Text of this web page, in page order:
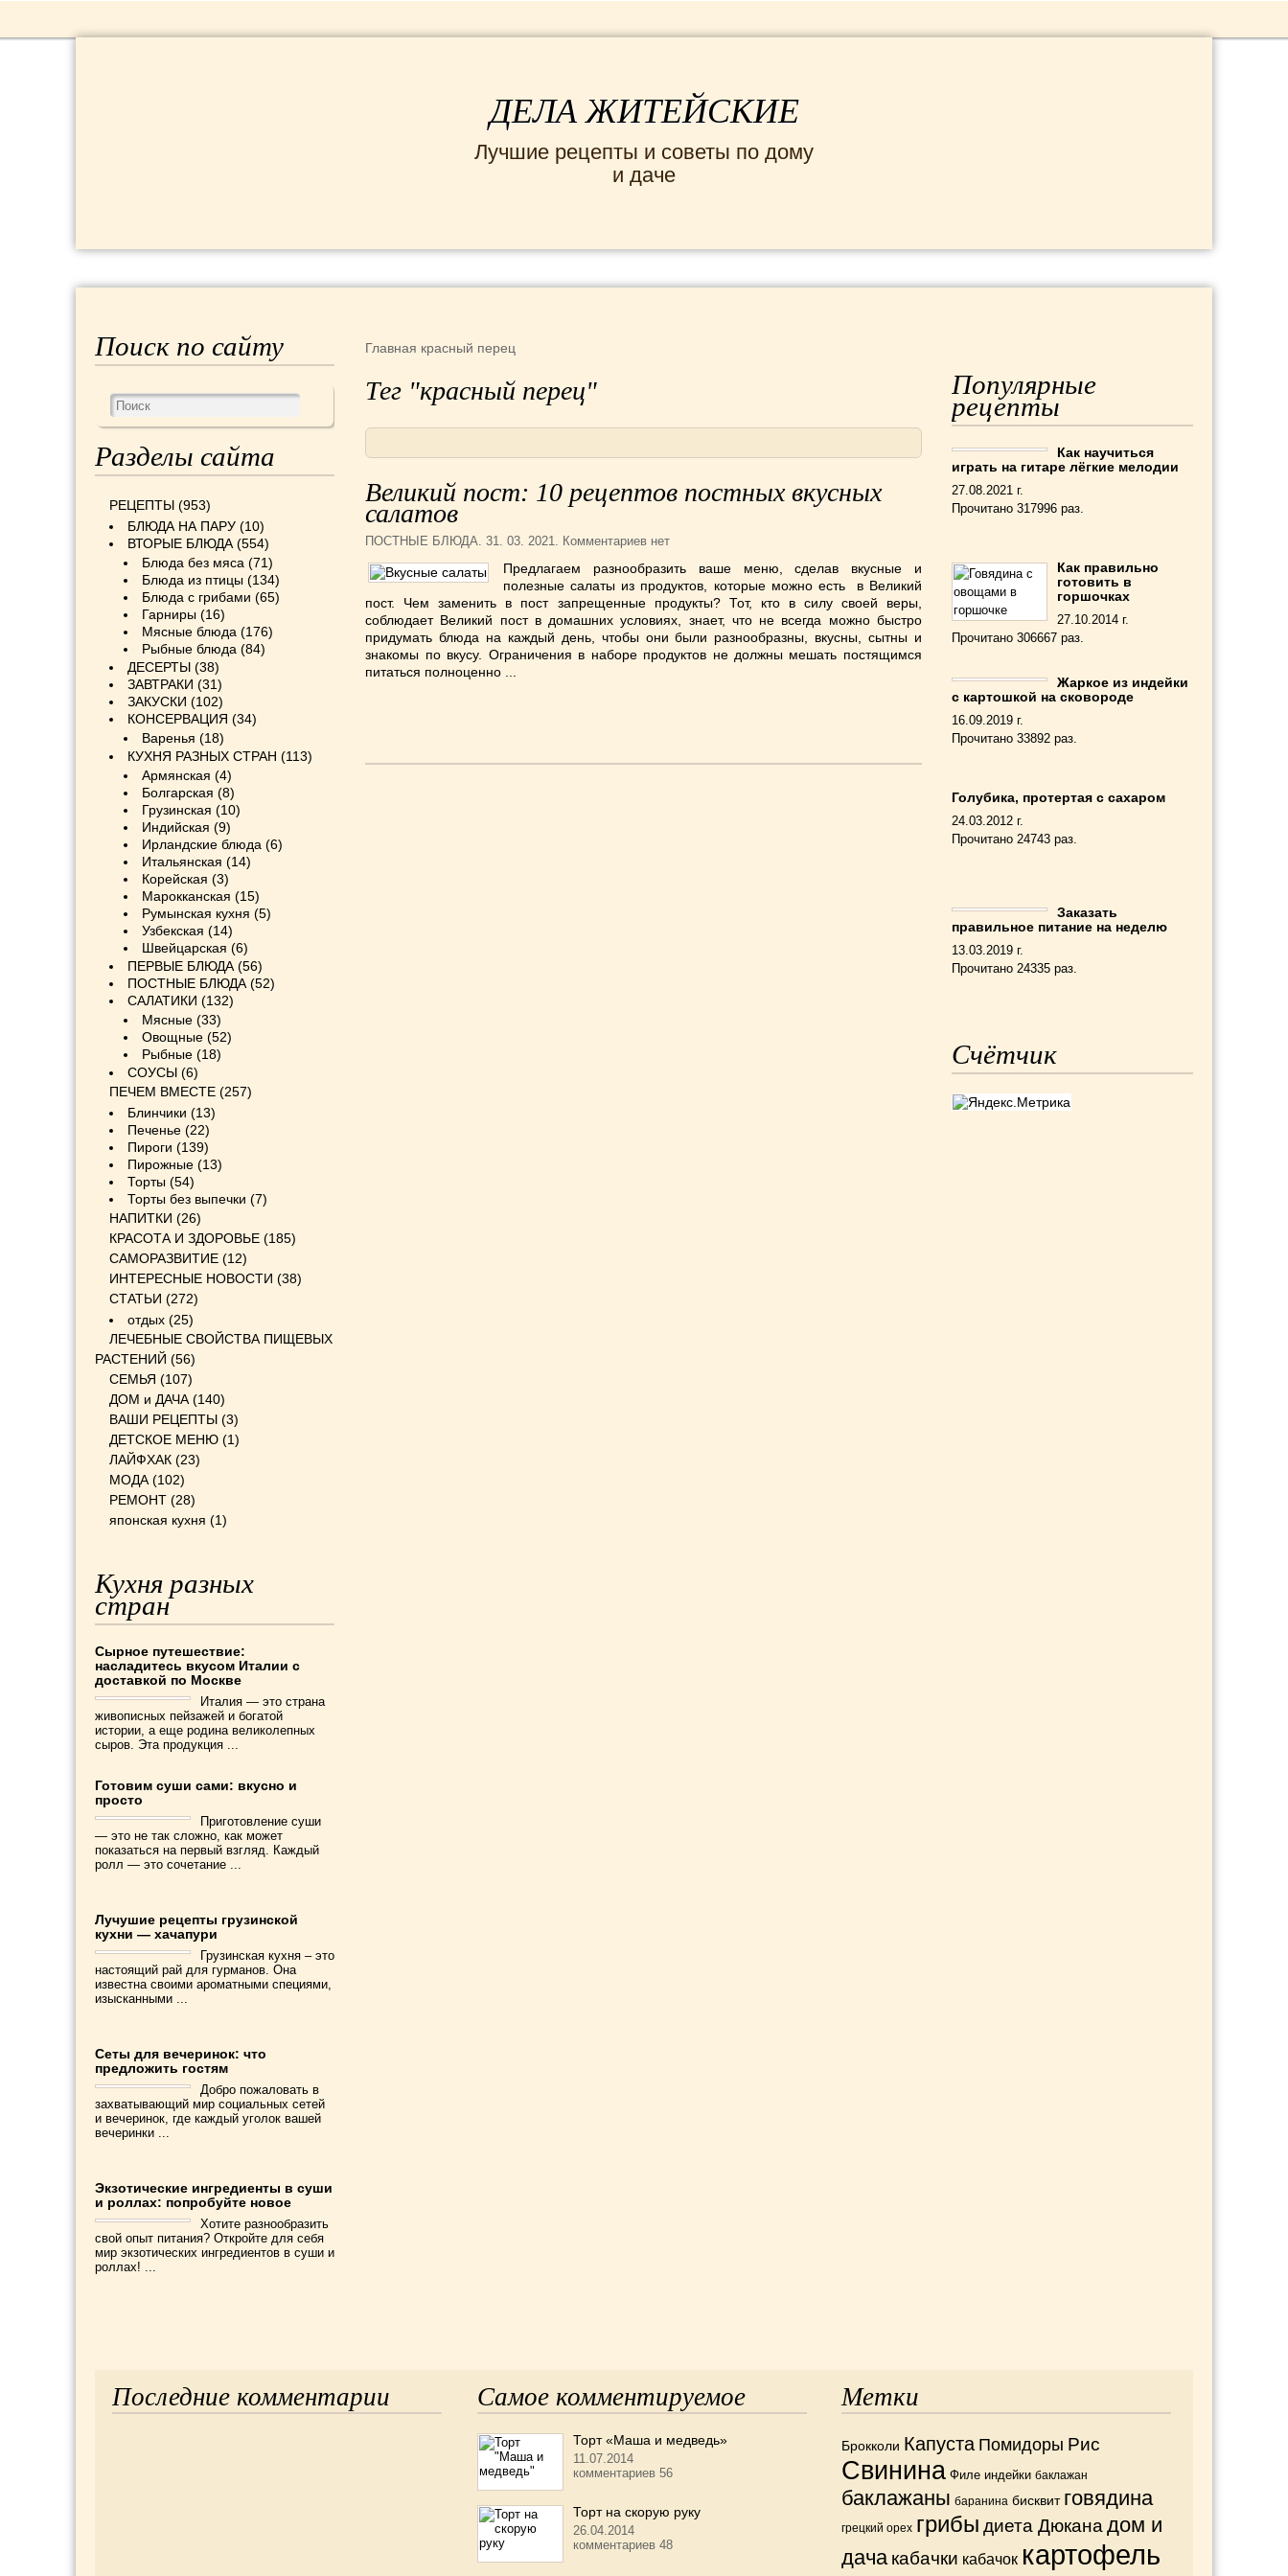
ДЕЛА ЖИТЕЙСКИЕ
Лучшие рецепты и советы по дому
и даче
Главная красный перец
Тег "красный перец"
Великий пост: 10 рецептов постных вкусных
салатов
ПОСТНЫЕ БЛЮДА. 31. 03. 2021. Комментариев нет
Предлагаем разнообразить ваше меню, сделав вкусные и
полезные салаты из продуктов, которые можно есть в Великий
пост. Чем заменить в пост запрещенные продукты? Тот, кто в силу своей веры,
соблюдает Великий пост в домашних условиях, знает, что не всегда можно быстро
придумать блюда на каждый день, чтобы они были разнообразны, вкусны, сытны и
знакомы по вкусу. Ограничения в наборе продуктов не должны мешать постящимся
питаться полноценно ...
Поиск по сайту
Разделы сайта
РЕЦЕПТЫ (953)
БЛЮДА НА ПАРУ (10)
ВТОРЫЕ БЛЮДА (554)
Блюда без мяса (71)
Блюда из птицы (134)
Блюда с грибами (65)
Гарниры (16)
Мясные блюда (176)
Рыбные блюда (84)
ДЕСЕРТЫ (38)
ЗАВТРАКИ (31)
ЗАКУСКИ (102)
КОНСЕРВАЦИЯ (34)
Варенья (18)
КУХНЯ РАЗНЫХ СТРАН (113)
Армянская (4)
Болгарская (8)
Грузинская (10)
Индийская (9)
Ирландские блюда (6)
Итальянская (14)
Корейская (3)
Марокканская (15)
Румынская кухня (5)
Узбекская (14)
Швейцарская (6)
ПЕРВЫЕ БЛЮДА (56)
ПОСТНЫЕ БЛЮДА (52)
САЛАТИКИ (132)
Мясные (33)
Овощные (52)
Рыбные (18)
СОУСЫ (6)
ПЕЧЕМ ВМЕСТЕ (257)
Блинчики (13)
Печенье (22)
Пироги (139)
Пирожные (13)
Торты (54)
Торты без выпечки (7)
НАПИТКИ (26)
КРАСОТА И ЗДОРОВЬЕ (185)
САМОРАЗВИТИЕ (12)
ИНТЕРЕСНЫЕ НОВОСТИ (38)
СТАТЬИ (272)
отдых (25)
ЛЕЧЕБНЫЕ СВОЙСТВА ПИЩЕВЫХ
РАСТЕНИЙ (56)
СЕМЬЯ (107)
ДОМ и ДАЧА (140)
ВАШИ РЕЦЕПТЫ (3)
ДЕТСКОЕ МЕНЮ (1)
ЛАЙФХАК (23)
МОДА (102)
РЕМОНТ (28)
японская кухня (1)
Кухня разных
стран
Сырное путешествие:
насладитесь вкусом Италии с
доставкой по Москве
Италия — это страна
живописных пейзажей и богатой
истории, а еще родина великолепных
сыров. Эта продукция ...
Готовим суши сами: вкусно и
просто
Приготовление суши
— это не так сложно, как может
показаться на первый взгляд. Каждый
ролл — это сочетание ...
Лучушие рецепты грузинской
кухни — хачапури
Грузинская кухня – это
настоящий рай для гурманов. Она
известна своими ароматными специями,
изысканными ...
Сеты для вечеринок: что
предложить гостям
Добро пожаловать в
захватывающий мир социальных сетей
и вечеринок, где каждый уголок вашей
вечеринки ...
Экзотические ингредиенты в суши
и роллах: попробуйте новое
Хотите разнообразить
свой опыт питания? Откройте для себя
мир экзотических ингредиентов в суши и
роллах! ...
Популярные
рецепты
Как научиться
играть на гитаре лёгкие мелодии
27.08.2021 г.
Прочитано 317996 раз.
Как правильно
готовить в
горшочках
27.10.2014 г.
Прочитано 306667 раз.
Жаркое из индейки
с картошкой на сковороде
16.09.2019 г.
Прочитано 33892 раз.
Голубика, протертая с сахаром
24.03.2012 г.
Прочитано 24743 раз.
Заказать
правильное питание на неделю
13.03.2019 г.
Прочитано 24335 раз.
Счётчик
Последние комментарии Самое комментируемое
Торт «Маша и медведь»
11.07.2014
комментариев 56
Торт на скорую руку
26.04.2014
комментариев 48
Метки
Брокколи Капуста Помидоры Рис
Свинина Филе индейки баклажан
баклажаны баранина бисквит говядина
грецкий орех грибы диета Дюкана дом и
дача кабачки кабачок картофель